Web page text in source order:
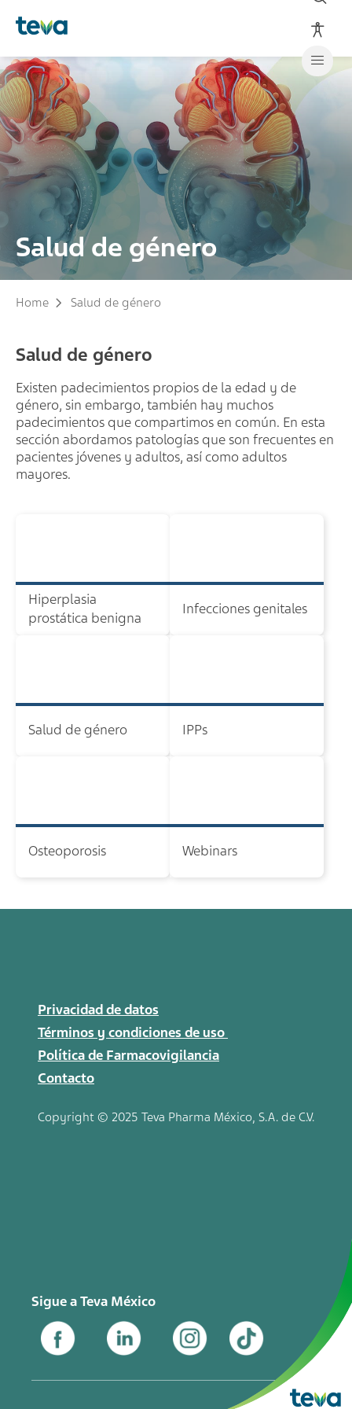
Salud de género
Home Salud de género
Salud de género
Existen padecimientos propios de la edad y de
género, sin embargo, también hay muchos
padecimientos que compartimos en común. En esta
sección abordamos patologías que son frecuentes en
pacientes jóvenes y adultos, así como adultos
mayores.
Hiperplasia
prostática benigna
Infecciones genitales
Salud de género IPPs
Osteoporosis Webinars
Privacidad de datos
Términos y condiciones de uso
Política de Farmacovigilancia
Contacto
Copyright © 2025 Teva Pharma México, S.A. de C.V.
Sigue a Teva México